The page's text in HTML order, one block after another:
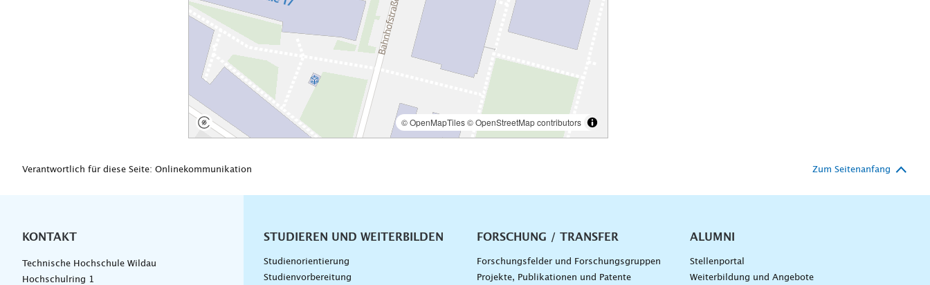
Verantwortlich für diese Seite: Onlinekommunikation Zum Seitenanfang
KONTAKT
Technische Hochschule Wildau
Hochschulring 1
Unternavigation
STUDIEREN UND WEITERBILDEN
Studienorientierung
Studienvorbereitung
FORSCHUNG / TRANSFER
Forschungsfelder und Forschungsgruppen
Projekte, Publikationen und Patente
ALUMNI
Stellenportal
Weiterbildung und Angebote